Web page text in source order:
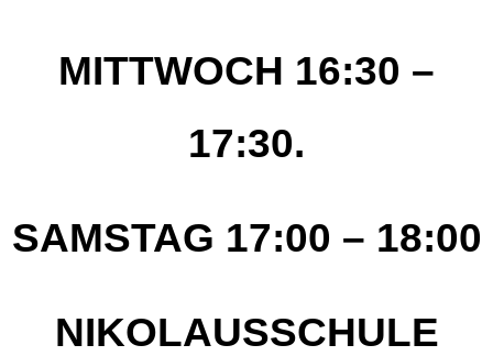
MITTWOCH 16:30 –
17:30.
SAMSTAG 17:00 – 18:00
NIKOLAUSSCHULE